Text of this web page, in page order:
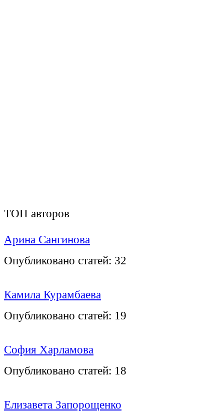
ТОП авторов
Арина Сангинова
Опубликовано статей: 32
Камила Курамбаева
Опубликовано статей: 19
София Харламова
Опубликовано статей: 18
Елизавета Запорощенко